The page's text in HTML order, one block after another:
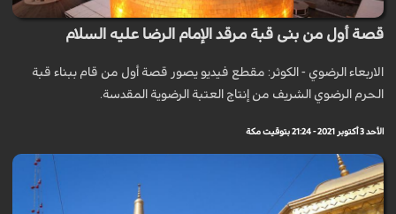
قصة أول من بنى قبة مرقد الإمام الرضا عليه السلام
الاربعاء الرضوي - الكوثر: مقطع فيديو يصور قصة أول من قام ببناء قبة
الحرم الرضوي الشريف من إنتاج العتبة الرضوية المقدسة.
الأحد 3 أكتوبر 2021 - 21:24 بتوقيت مكة